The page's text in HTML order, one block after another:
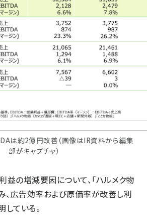
は約2億円改善（画像はIR資料から編集
部がキャプチャ）
益の増減要因について、「ハルメク物
広告効率および原価率が改善し利
している。